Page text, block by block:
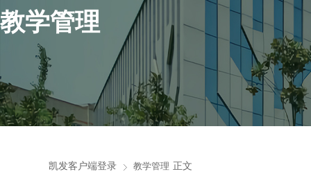
教学管理
凯发客户端登录 教学管理 正文